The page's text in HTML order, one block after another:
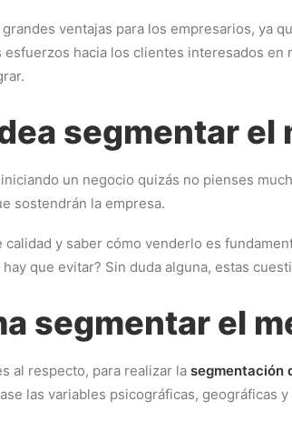
ventajas para los empresarios, ya
hacia los clientes interesados
segmentar el
un negocio quizás no pienses
sostendrán la empresa.
y saber cómo venderlo es
que evitar? Sin duda alguna, estas
segmentar el
al respecto, para realizar la segmentación
las variables psicográficas, geográficas